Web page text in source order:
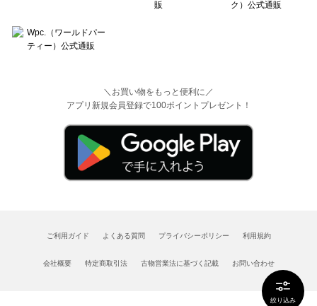
絞り込み
＼お買い物をもっと便利に／
アプリ新規会員登録で100ポイントプレゼント！
ご利用ガイド よくある質問 プライバシーポリシー 利用規約
会社概要 特定商取引法 古物営業法に基づく記載 お問い合わせ